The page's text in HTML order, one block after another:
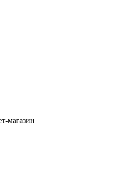
магазин